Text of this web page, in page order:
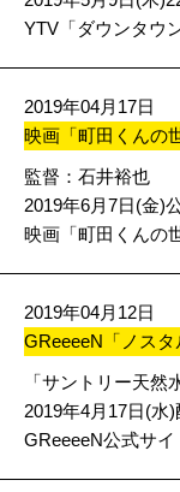
YTV「ダウンタウ
2019年04月17日
映画「町田くんの
監督：石井裕也
2019年6月7日(金)
映画「町田くんの
2019年04月12日
GReeeeN「ノスタ
「サントリー天
2019年4月17日(水
GReeeeN公式サイ